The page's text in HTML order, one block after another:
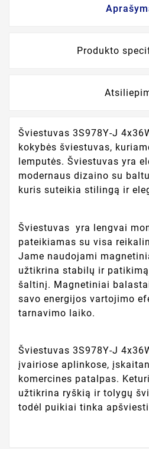
Produkto
Šviestuvas 3S978Y-J
kokybės šviestuvas,
lemputės. Šviestuvas yra
modernaus dizaino su
kuris suteikia stilingą ir
Šviestuvas yra lengvai
pateikiamas su visa
Jame naudojami
užtikrina stabilų ir
šaltinį. Magnetiniai
savo energijos vartojimo
tarnavimo laiko.
Šviestuvas 3S978Y-J
įvairiose aplinkose,
komercines patalpas.
užtikrina ryškią ir tolygų
todėl puikiai tinka